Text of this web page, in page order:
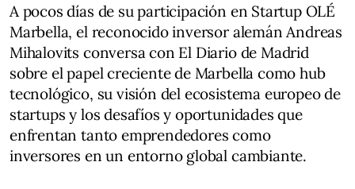
A pocos días de su participación en Startup OLÉ
Marbella, el reconocido inversor alemán Andreas
Mihalovits conversa con El Diario de Madrid
sobre el papel creciente de Marbella como hub
tecnológico, su visión del ecosistema europeo de
startups y los desafíos y oportunidades que
enfrentan tanto emprendedores como
inversores en un entorno global cambiante.